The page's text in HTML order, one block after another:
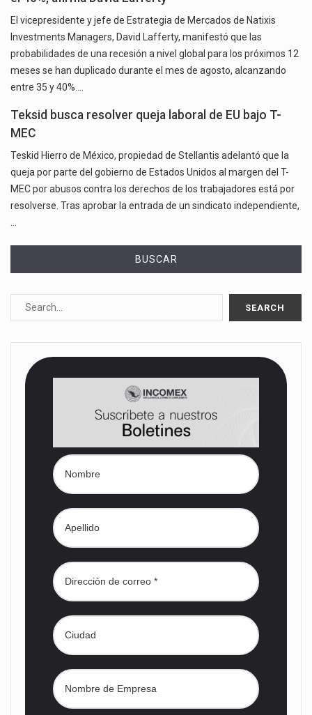
El vicepresidente y jefe de Estrategia de Mercados de Natixis
Investments Managers, David Lafferty, manifestó que las
probabilidades de una recesión a nivel global para los próximos 12
meses se han duplicado durante el mes de agosto, alcanzando
entre 35 y 40%.…
Teksid busca resolver queja laboral de EU bajo T-
MEC
Teskid Hierro de México, propiedad de Stellantis adelantó que la
queja por parte del gobierno de Estados Unidos al margen del T-
MEC por abusos contra los derechos de los trabajadores está por
resolverse. Tras aprobar la entrada de un sindicato independiente,
BUSCAR